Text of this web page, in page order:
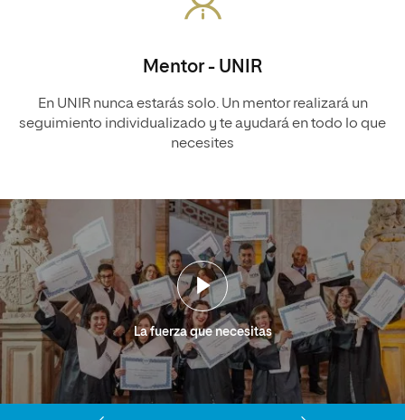
Mentor - UNIR
En UNIR nunca estarás solo. Un mentor realizará un
seguimiento individualizado y te ayudará en todo lo que
necesites
La fuerza que necesitas